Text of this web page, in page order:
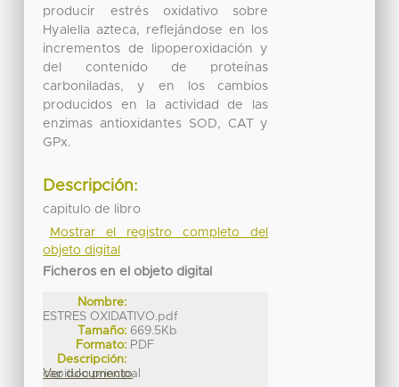
producir estrés oxidativo sobre
Hyalella azteca, reflejándose en los
incrementos de lipoperoxidación y
del contenido de proteínas
carboniladas, y en los cambios
producidos en la actividad de las
enzimas antioxidantes SOD, CAT y
GPx.
Descripción:
capitulo de libro
Mostrar el registro completo del
objeto digital
Ficheros en el objeto digital
Nombre:
ESTRES OXIDATIVO.pdf
Tamaño: 669.5Kb
Formato: PDF
Descripción:
capitulo principal
Ver documento